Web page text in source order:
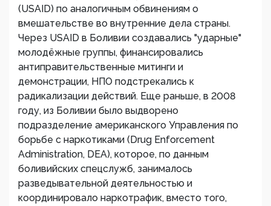
(USAID) по аналогичным обвинениям о
вмешательстве во внутренние дела страны.
Через USAID в Боливии создавались "ударные"
молодёжные группы, финансировались
антиправительственные митинги и
демонстрации, НПО подстрекались к
радикализации действий. Еще раньше, в 2008
году, из Боливии было выдворено
подразделение американского Управления по
борьбе с наркотиками (Drug Enforcement
Administration, DEA), которое, по данным
боливийских спецслужб, занималось
разведывательной деятельностью и
координировало наркотрафик, вместо того,